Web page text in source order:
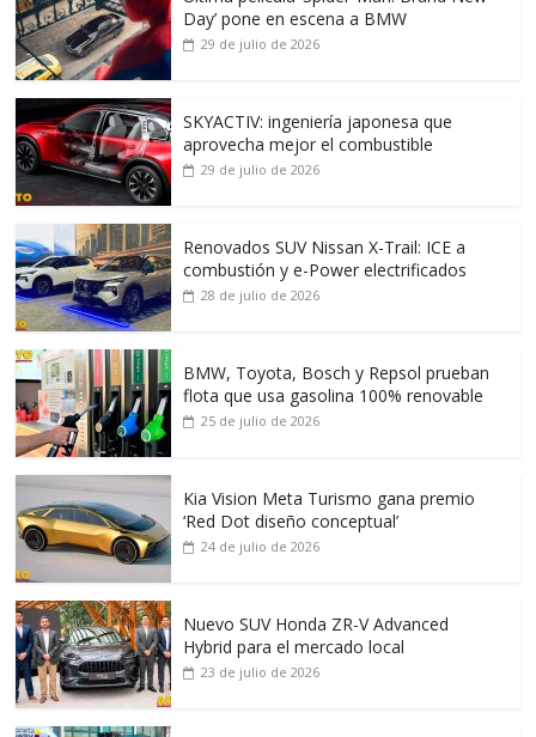
Day’ pone en escena a BMW
29 de julio de 2026
SKYACTIV: ingeniería japonesa que
aprovecha mejor el combustible
29 de julio de 2026
Renovados SUV Nissan X-Trail: ICE a
combustión y e-Power electrificados
28 de julio de 2026
BMW, Toyota, Bosch y Repsol prueban
flota que usa gasolina 100% renovable
25 de julio de 2026
Kia Vision Meta Turismo gana premio
‘Red Dot diseño conceptual’
24 de julio de 2026
Nuevo SUV Honda ZR-V Advanced
Hybrid para el mercado local
23 de julio de 2026